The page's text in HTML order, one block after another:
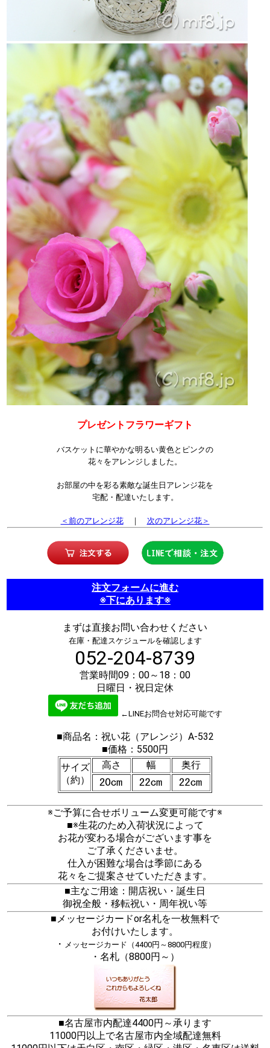
プレゼントフラワーギフト
バスケットに華やかな明るい黄色とピンクの
花々をアレンジしました。
お部屋の中を彩る素敵な誕生日アレンジ花を
宅配・配達いたします。
＜前のアレンジ花｜ 次のアレンジ花＞
注文フォームに進む
※下にあります※
まずは直接お問い合わせください
在庫・配達スケジュールを確認します
052-204-8739
営業時間09：00～18：00
日曜日・祝日定休
←LINEお問合せ対応可能です
■商品名：祝い花（アレンジ）A-532
■価格：5500円
サイズ
（約）
高さ 幅 奥行
※ご予算に合せボリューム変更可能です※
■※生花のため入荷状況によって
お花が変わる場合がございます事を
ご了承くださいませ。
仕入が困難な場合は季節にある
花々をご提案させていただきます。
■主なご用途：開店祝い・誕生日
御祝全般・移転祝い・周年祝い等
■メッセージカードor名札を一枚無料で
お付けいたします。
・ メッセージカード（4400円～8800円程度）
・名札（8800円～）
■名古屋市内配達4400円～承ります
11000円以上で名古屋市内全域配達無料